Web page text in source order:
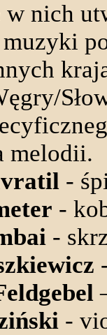
nich
melodii.
-
-
-
-